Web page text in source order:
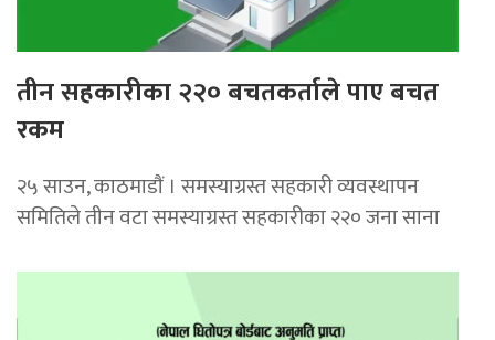
तीन सहकारीका २२० बचतकर्ताले पाए बचत
रकम
२५ साउन, काठमाडाैं । समस्याग्रस्त सहकारी व्यवस्थापन
समितिले तीन वटा समस्याग्रस्त सहकारीका २२० जना साना